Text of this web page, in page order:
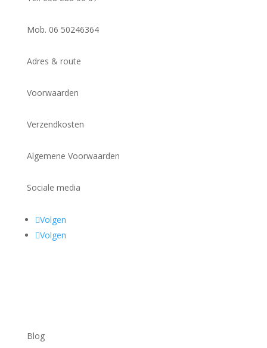
Mob. 06 50246364
Adres & route
Voorwaarden
Verzendkosten
Algemene Voorwaarden
Sociale media
Volgen
Volgen
Blog